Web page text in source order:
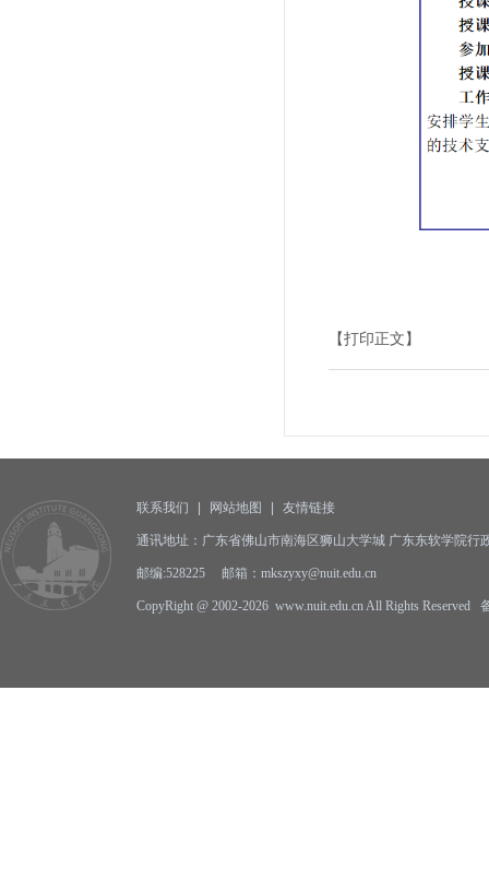
【打印正文】
联系我们 网站地图 友情链接
通讯地址：广东省佛山市南海区狮山大学城 广东东软学院行
邮编:528225 邮箱：mkszyxy@nuit.edu.cn
CopyRight @ 2002-2026 www.nuit.edu.cn All Rights Reserved